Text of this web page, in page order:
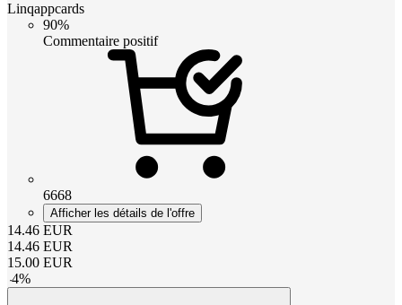
Linqappcards
90%
Commentaire positif
6668
Afficher les détails de l'offre
14.46 EUR
14.46 EUR
15.00 EUR
-4%